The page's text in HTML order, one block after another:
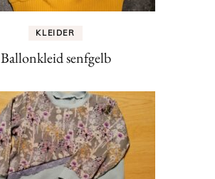
KLEIDER
Ballonkleid senfgelb